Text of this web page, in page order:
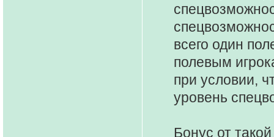
всего один
полевым
при условии,
уровень
Бонус от